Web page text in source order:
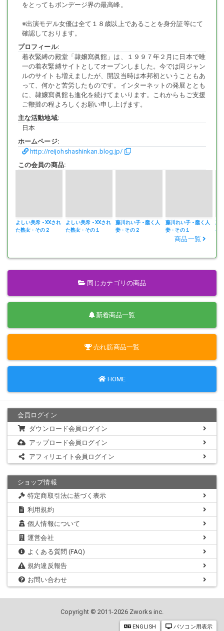
をとってもボンデージ界の最高峰。
※出演モデル女優は全て１８歳以上であることを身分証等にて
確認しております。
プロフィール:
着衣緊縛の殿堂「隷嬢寫眞館」は、１９９７年２月に日本で唯
一の着衣緊縛サイトとしてオープンしました。今では同ジャン
ルのサイトも増えましたが、開設当時は本邦初ということもあ
って、何かと苦労したものです。インターネットの発展ととも
に、隷嬢寫眞館も進化を続けてまいります。これからもご支援
ご鞭撻の程よろしくお願い申し上げます。
主な活動地域:
日本
ホームページ:
http://reijohshashinkan.blog.jp/
この会員の商品:
よしい美希 - XXされ
た熟女 - その２
よしい美希 - XXされ
た熟女 - その１
藤川れい子 - 蠢く人
妻 - その２
藤川れい子 - 蠢く人
妻 - その１
夏
小
商品一覧
同じカテゴリの商品
新着商品一覧
売れ筋商品一覧
HOME
会員ログイン
ダウンロード会員ログイン
アップロード会員ログイン
アフィリエイト会員ログイン
ショップ情報
特定商取引法に基づく表示
利用規約
個人情報について
運営会社
よくある質問 (FAQ)
規約違反報告
お問い合わせ
Copyright © 2011-2026 Zworks inc.
ENGLISH パソコン用表示